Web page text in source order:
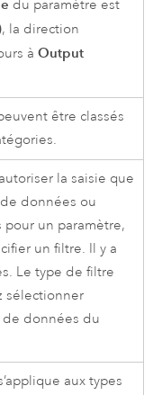
du paramètre est
, la direction
àOutput
être classés
la saisie que
données ou
pour un paramètre,
un filtre. Il y a
Le type de filtre
sélectionner
données du
aux types